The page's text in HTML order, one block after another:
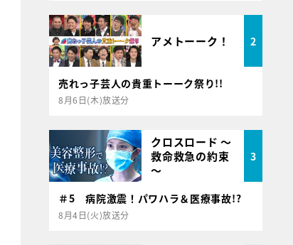
アメトーーク！ 2
売れっ子芸人の貴重トーーク祭り!!
8月6日(木)放送分
クロスロード ～
救命救急の約束
～
3
＃5 病院激震！パワハラ＆医療事故!?
8月4日(火)放送分